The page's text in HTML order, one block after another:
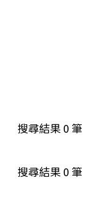
搜尋結果0筆
搜尋結果0筆